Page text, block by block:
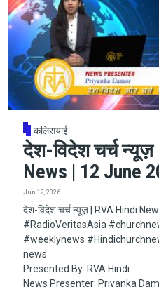
कलिसयाई
देश-विदेश चर्च न्यूज़
News | 12 June
Jun 12, 2026
देश-विदेश चर्च न्यूज़ | RVA Hindi
#RadioVeritasAsia​​​​​
#weeklynews​
news
Presented By: RVA Hindi
News Presenter: Priyanka